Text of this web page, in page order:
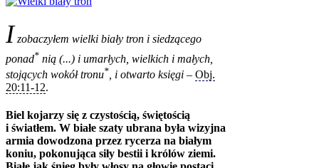
I zobaczyłem wielki biały tron i siedzącego
ponad* nią (...) i umarłych, wielkich i małych,
stojących wokół tronu* , i otwarto księgi – Obj.
20:11‑12.
Biel kojarzy się z czystością, świętością
i światłem. W białe szaty ubrana była wizyjna
armia dowodzona przez rycerza na białym
koniu, pokonująca siły bestii i królów ziemi.